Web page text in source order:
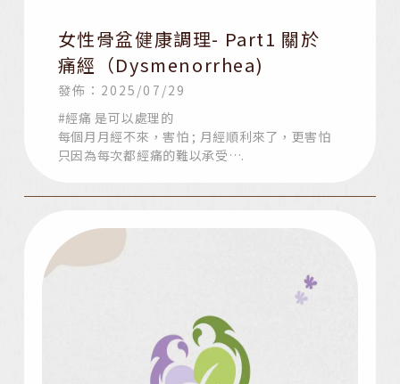
女性骨盆健康調理- Part1 關於
痛經（Dysmenorrhea)
發佈：2025/07/29
#經痛 是可以處理的
每個月月經不來，害怕 ; 月經順利來了，更害怕
只因為每次都經痛的難以承受….